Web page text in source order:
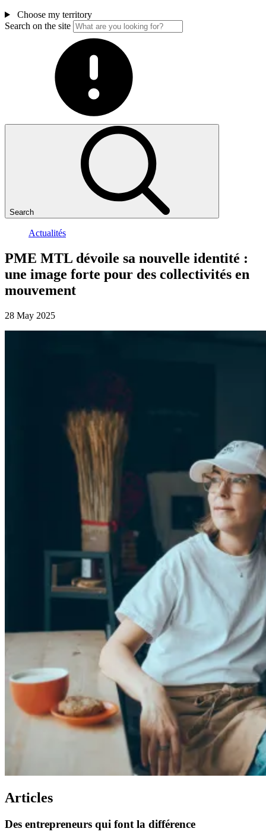
Choose my territory
Search on the site
Search
Actualités
PME MTL dévoile sa nouvelle identité :
une image forte pour des collectivités en
mouvement
28 May 2025
Articles
Des entrepreneurs qui font la différence